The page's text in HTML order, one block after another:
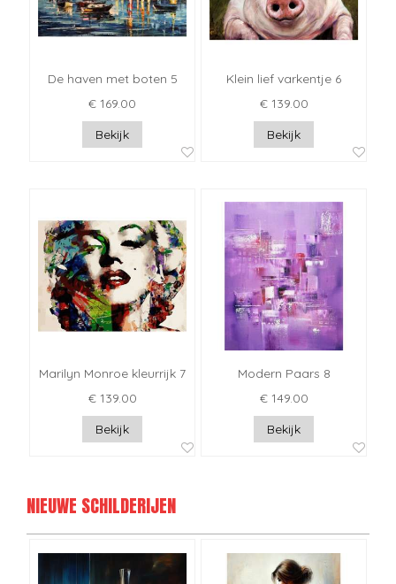
De haven met boten 5
€ 169.00
Bekijk
Klein lief varkentje 6
€ 139.00
Bekijk
Marilyn Monroe kleurrijk 7
€ 139.00
Bekijk
Modern Paars 8
€ 149.00
Bekijk
NIEUWE SCHILDERIJEN